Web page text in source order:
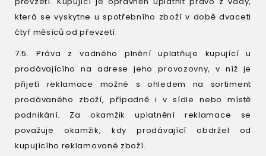
která se vyskytne u spotřebního zboží v době dvaceti
čtyř měsíců od převzetí.
7.5. Práva z vadného plnění uplatňuje kupující u
prodávajícího na adrese jeho provozovny, v níž je
přijetí reklamace možné s ohledem na sortiment
prodávaného zboží, případně i v sídle nebo místě
podnikání. Za okamžik uplatnění reklamace se
považuje okamžik, kdy prodávající obdržel od
kupujícího reklamované zboží.